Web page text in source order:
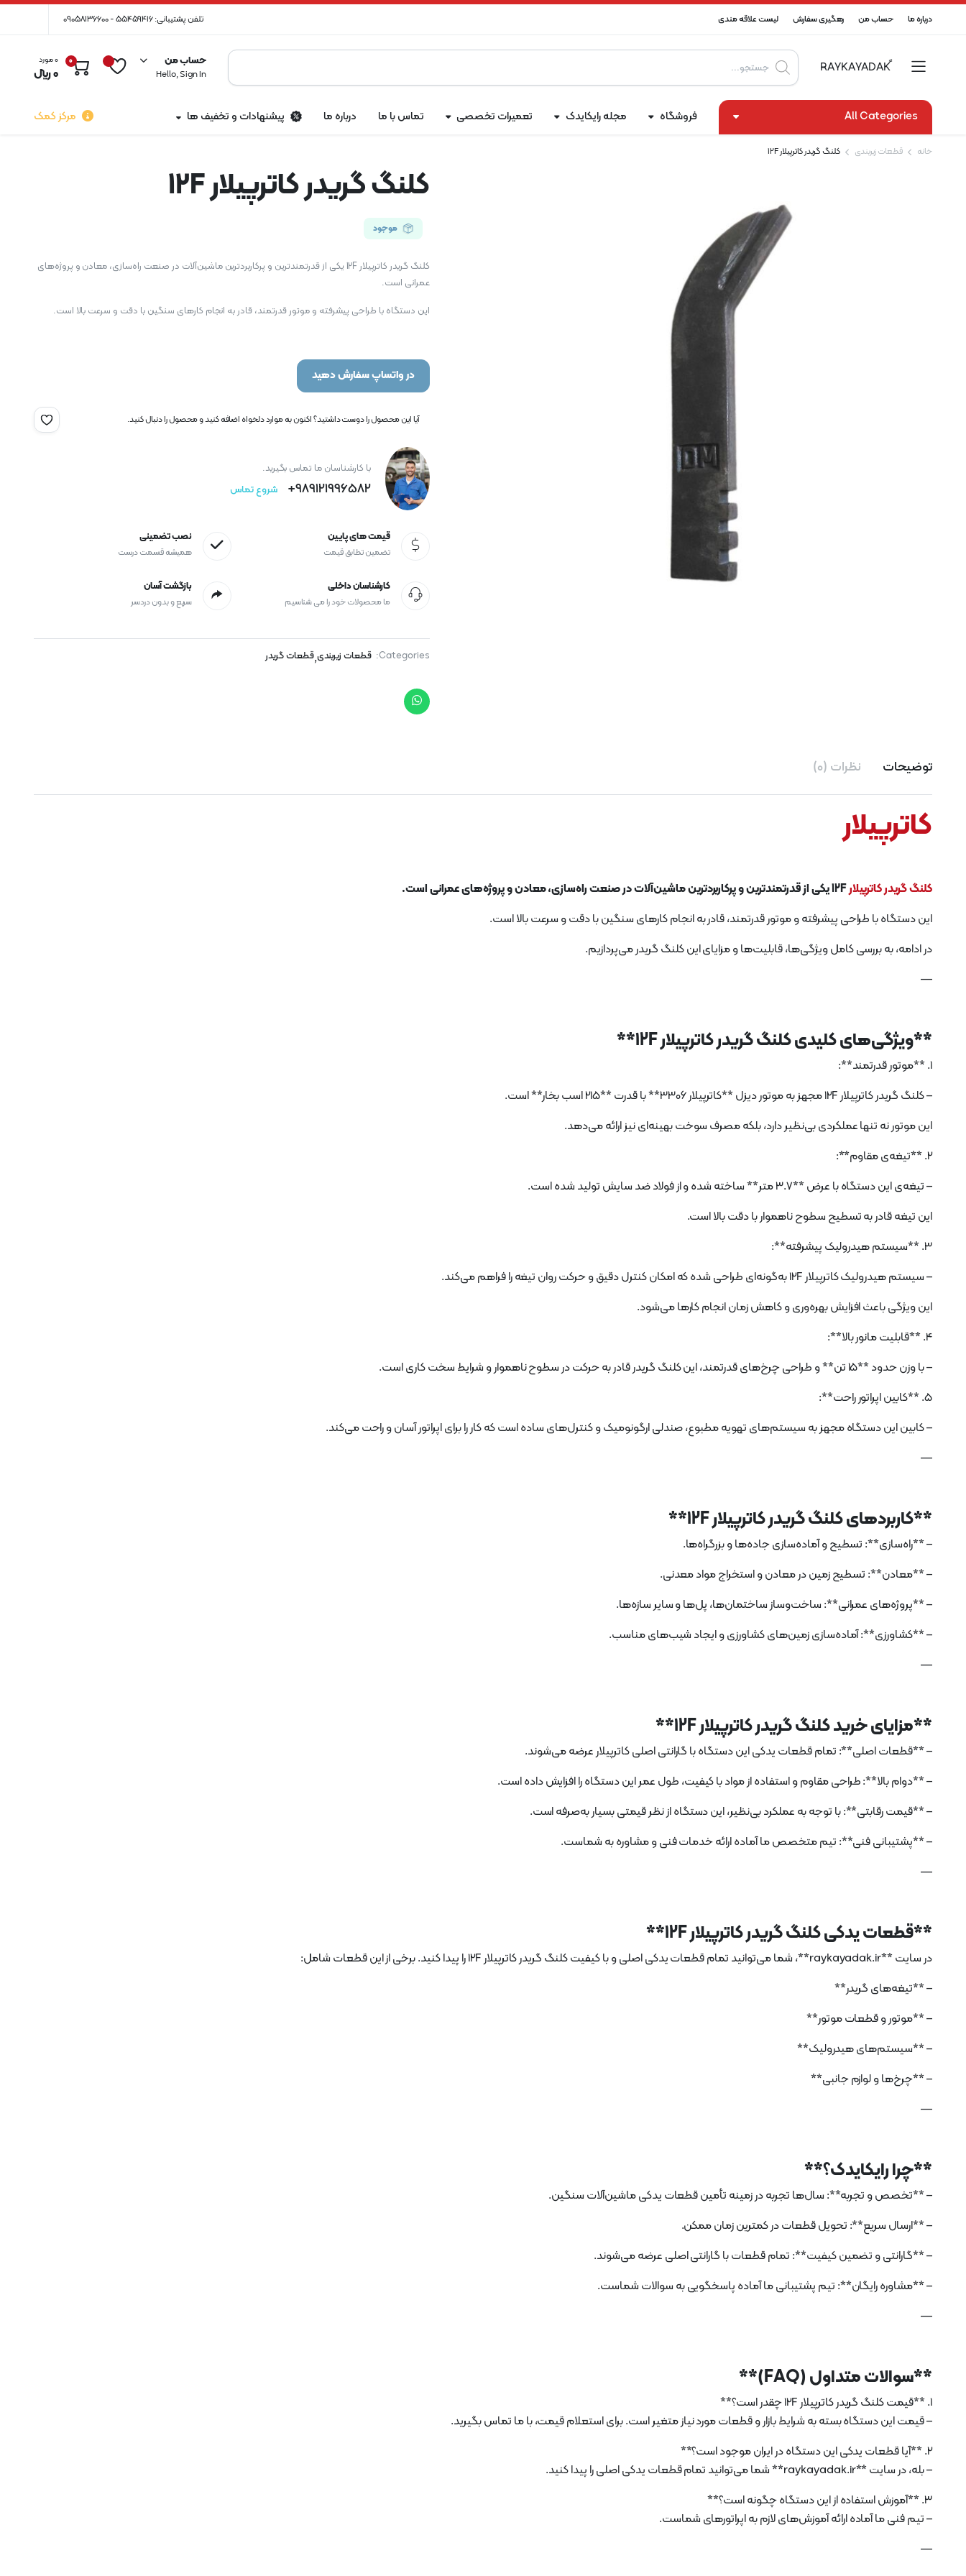
درباره ما حساب من رهگیری سفارش لیست علاقه مندی تلفن پشتیبانی: 55459416 - 09058136600
Products
search
حساب من
Hello, Sign In
0 0 مورد
0﷼
All Categories فروشگاه مجله رایکایدک تعمیرات تخصصی تماس با ما درباره ما پیشنهادات و تخفیف ها مرکز کمک
خانه قطعات زیربندی کلنگ گریدر کاترپیلار 12F
کلنگ گریدر کاترپیلار 12F
موجود
کلنگ گریدر کاترپیلار 12F یکی از قدرتمندترین و پرکاربردترین ماشین‌آلات در صنعت راه‌سازی، معادن و پروژه‌های
عمرانی است.
این دستگاه با طراحی پیشرفته و موتور قدرتمند، قادر به انجام کارهای سنگین با دقت و سرعت بالا است.
در واتساپ سفارش دهید
آیا این محصول را دوست داشتید؟ اکنون به موارد دلخواه اضافه کنید و محصول را دنبال کنید.
با کارشناسان ما تماس بگیرید.
989121996582+ شروع تماس
قیمت های پایین
تضمین تطابق قیمت
نصب تضمینی
همیشه قسمت درست
کارشناسان داخلی
ما محصولات خود را می شناسیم
بازگشت آسان
سریع و بدون دردسر
Categories: قطعات زیربندی,قطعات گریدر
توضیحات نظرات (0)
کاترپیلار
کلنگ گریدر کاترپیلار12F یکی از قدرتمندترین و پرکاربردترین ماشین‌آلات در صنعت راه‌سازی، معادن و پروژه‌های عمرانی است.
این دستگاه با طراحی پیشرفته و موتور قدرتمند، قادر به انجام کارهای سنگین با دقت و سرعت بالا است.
در ادامه، به بررسی کامل ویژگی‌ها، قابلیت‌ها و مزایای این کلنگ گریدر می‌پردازیم.
—
**ویژگی‌های کلیدی کلنگ گریدر کاترپیلار 12F**
1. **موتور قدرتمند**:
– کلنگ گریدر کاترپیلار 12F مجهز به موتور دیزل **کاترپیلار 3306** با قدرت **215 اسب بخار** است.
این موتور نه تنها عملکردی بی‌نظیر دارد، بلکه مصرف سوخت بهینه‌ای نیز ارائه می‌دهد.
2. **تیغه‌ی مقاوم**:
– تیغه‌ی این دستگاه با عرض **3.7 متر** ساخته شده و از فولاد ضد سایش تولید شده است.
این تیغه قادر به تسطیح سطوح ناهموار با دقت بالا است.
3. **سیستم هیدرولیک پیشرفته**:
– سیستم هیدرولیک کاترپیلار 12F به‌گونه‌ای طراحی شده که امکان کنترل دقیق و حرکت روان تیغه را فراهم می‌کند.
این ویژگی باعث افزایش بهره‌وری و کاهش زمان انجام کارها می‌شود.
4. **قابلیت مانور بالا**:
– با وزن حدود **15 تن** و طراحی چرخ‌های قدرتمند، این کلنگ گریدر قادر به حرکت در سطوح ناهموار و شرایط سخت کاری است.
5. **کابین اپراتور راحت**:
– کابین این دستگاه مجهز به سیستم‌های تهویه مطبوع، صندلی ارگونومیک و کنترل‌های ساده است که کار را برای اپراتور آسان و راحت می‌کند.
—
**کاربردهای کلنگ گریدر کاترپیلار 12F**
– **راه‌سازی**: تسطیح و آماده‌سازی جاده‌ها و بزرگراه‌ها.
– **معادن**: تسطیح زمین در معادن و استخراج مواد معدنی.
– **پروژه‌های عمرانی**: ساخت‌وساز ساختمان‌ها، پل‌ها و سایر سازه‌ها.
– **کشاورزی**: آماده‌سازی زمین‌های کشاورزی و ایجاد شیب‌های مناسب.
—
**مزایای خرید کلنگ گریدر کاترپیلار 12F**
– **قطعات اصلی**: تمام قطعات یدکی این دستگاه با گارانتی اصلی کاترپیلار عرضه می‌شوند.
– **دوام بالا**: طراحی مقاوم و استفاده از مواد با کیفیت، طول عمر این دستگاه را افزایش داده است.
– **قیمت رقابتی**: با توجه به عملکرد بی‌نظیر، این دستگاه از نظر قیمتی بسیار به‌صرفه است.
– **پشتیبانی فنی**: تیم متخصص ما آماده ارائه خدمات فنی و مشاوره به شماست.
—
**قطعات یدکی کلنگ گریدر کاترپیلار 12F**
در سایت **raykayadak.ir**، شما می‌توانید تمام قطعات یدکی اصلی و با کیفیت کلنگ گریدر کاترپیلار 12F را پیدا کنید. برخی از این قطعات شامل:
– **تیغه‌های گریدر**
– **موتور و قطعات موتور**
– **سیستم‌های هیدرولیک**
– **چرخ‌ها و لوازم جانبی**
—
**چرا رایکایدک؟**
– **تخصص و تجربه**: سال‌ها تجربه در زمینه تأمین قطعات یدکی ماشین‌آلات سنگین.
– **ارسال سریع**: تحویل قطعات در کمترین زمان ممکن.
– **گارانتی و تضمین کیفیت**: تمام قطعات با گارانتی اصلی عرضه می‌شوند.
– **مشاوره رایگان**: تیم پشتیبانی ما آماده پاسخگویی به سوالات شماست.
—
**سوالات متداول (FAQ)**
1. **قیمت کلنگ گریدر کاترپیلار 12F چقدر است؟**
– قیمت این دستگاه بسته به شرایط بازار و قطعات مورد نیاز متغیر است. برای استعلام قیمت، با ما تماس بگیرید.
2. **آیا قطعات یدکی این دستگاه در ایران موجود است؟**
– بله، در سایت **raykayadak.ir** شما می‌توانید تمام قطعات یدکی اصلی را پیدا کنید.
3. **آموزش استفاده از این دستگاه چگونه است؟**
– تیم فنی ما آماده ارائه آموزش‌های لازم به اپراتورهای شماست.
—